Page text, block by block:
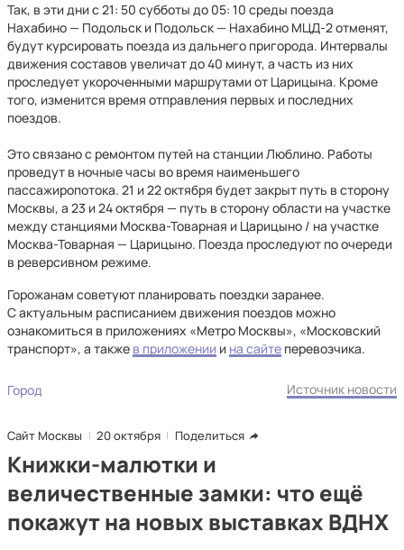
Так, в эти дни с 21: 50 субботы до 05: 10 среды поезда
Нахабино — Подольск и Подольск — Нахабино МЦД-2 отменят,
будут курсировать поезда из дальнего пригорода. Интервалы
движения составов увеличат до 40 минут, а часть из них
проследует укороченными маршрутами от Царицына. Кроме
того, изменится время отправления первых и последних
поездов.
Это связано с ремонтом путей на станции Люблино. Работы
проведут в ночные часы во время наименьшего
пассажиропотока. 21 и 22 октября будет закрыт путь в сторону
Москвы, а 23 и 24 октября — путь в сторону области на участке
между станциями Москва-Товарная и Царицыно / на участке
Москва-Товарная — Царицыно. Поезда проследуют по очереди
в реверсивном режиме.
Горожанам советуют планировать поездки заранее.
С актуальным расписанием движения поездов можно
ознакомиться в приложениях «Метро Москвы», «Московский
транспорт», а также в приложении и на сайте перевозчика.
Город Источник новости
Сайт Москвы 20 октября Поделиться
Книжки-малютки и
величественные замки: что ещё
покажут на новых выставках ВДНХ